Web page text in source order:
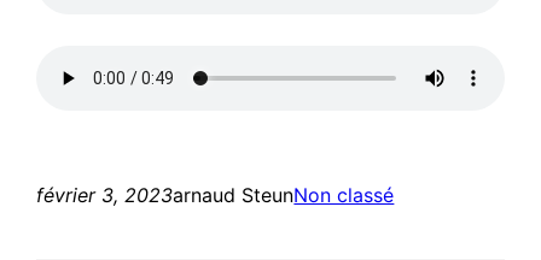
février 3, 2023arnaud SteunNon classé